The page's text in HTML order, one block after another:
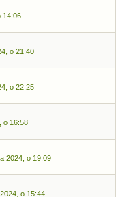
14:06
o 21:40
o 22:25
o 16:58
2024, o 19:09
o 15:44